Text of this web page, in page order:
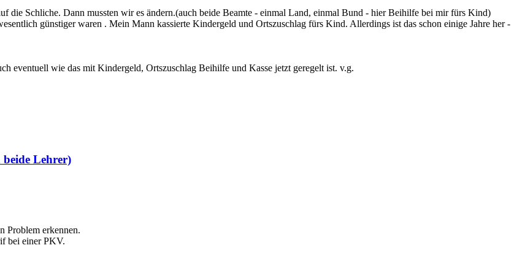
die Schliche. Dann mussten wir es ändern.(auch beide Beamte - einmal Land, einmal Bund - hier Beihilfe bei mir fürs Kind)
günstiger waren . Mein Mann kassierte Kindergeld und Ortszuschlag fürs Kind. Allerdings ist das schon einige Jahre her -
eventuell wie das mit Kindergeld, Ortszuschlag Beihilfe und Kasse jetzt geregelt ist. v.g.
Lehrer)
Problem erkennen.
bei einer PKV.